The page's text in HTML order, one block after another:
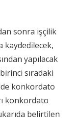
sonra işçilik
kaydedilecek,
yapılacak
sıradaki
konkordato
konkordato
belirtilen